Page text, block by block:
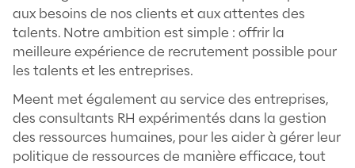
du citoyen de 1789 et au préambule de la
Constitution de 1946.
Ce document intègre les principes, les
devoirs relatifs au respect de
le droit français à travers dix articles :
Article 1 : chacun a le droit de vivre